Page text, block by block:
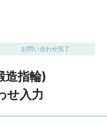
お問い合わせ完了
造指輪)
せ入力